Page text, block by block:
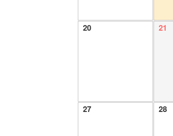
20 21
27 28